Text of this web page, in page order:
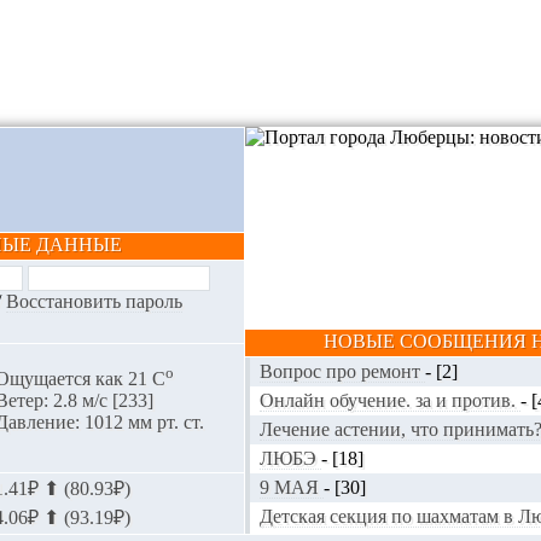
ДАННЫЕ
Восстановить пароль
как 21 Сo
2.8 м/с [233]
1012 мм рт. ст.
⬆ (80.93₽)
⬆ (93.19₽)
НОВЫЕ СООБЩЕНИЯ
Вопрос про ремонт - [2]
Онлайн обучение. за и против. -
Лечение астении, что
ЛЮБЭ - [18]
9 МАЯ - [30]
Детская секция по шахматам в